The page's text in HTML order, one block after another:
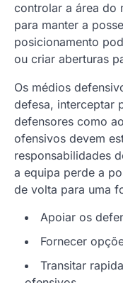
controlar a área do
para manter a
posicionamento
ou criar aberturas
Os médios
defesa, interceptar
defensores como
ofensivos devem
responsabilidades
a equipa perde a
de volta para uma
Apoiar os
Fornecer
Transitar